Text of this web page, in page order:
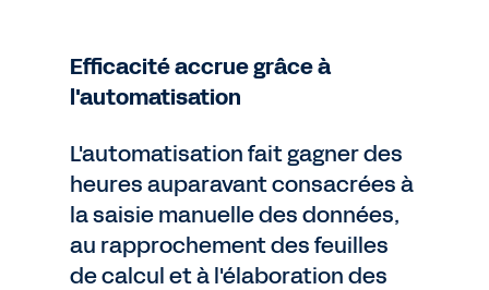
Efficacité accrue grâce à
l'automatisation
L'automatisation fait gagner des
heures auparavant consacrées à
la saisie manuelle des données,
au rapprochement des feuilles
de calcul et à l'élaboration des